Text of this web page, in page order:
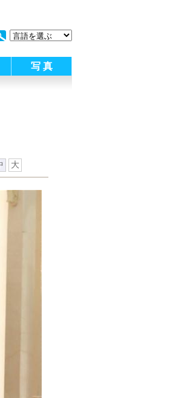
写 真
大